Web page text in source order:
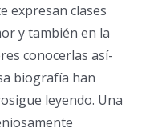
expresan clases
y también en la
conocerlas así­
biografía han
leyendo. Una